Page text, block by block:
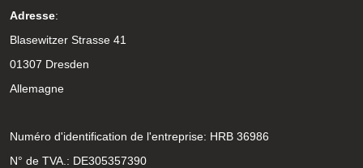
Adresse:
Blasewitzer Strasse 41
01307 Dresden
Allemagne
Numéro d'identification de l'entreprise: HRB 36986
N° de TVA.: DE305357390